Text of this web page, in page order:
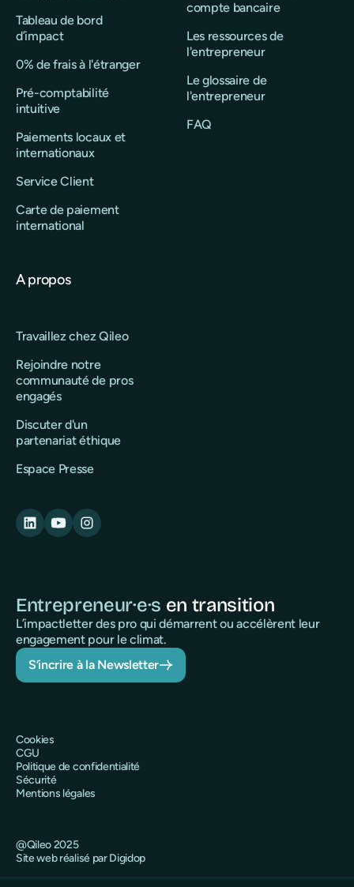
Tableau de bord
d’impact
0% de frais à l'étranger
Pré-comptabilité
intuitive
Paiements locaux et
internationaux
Service Client
Carte de paiement
international
compte bancaire
Les ressources de
l'entrepreneur
Le glossaire de
l'entrepreneur
FAQ
A propos
Travaillez chez Qileo
Rejoindre notre
communauté de pros
engagés
Discuter d'un
partenariat éthique
Espace Presse
Entrepreneur·e·s en transition
L’impactletter des pro qui démarrent ou accélèrent leur
engagement pour le climat.
S’incrire à la Newsletter
@Qileo 2025
Site web réalisé par Digidop
Cookies
CGU
Politique de confidentialité
Sécurité
Mentions légales